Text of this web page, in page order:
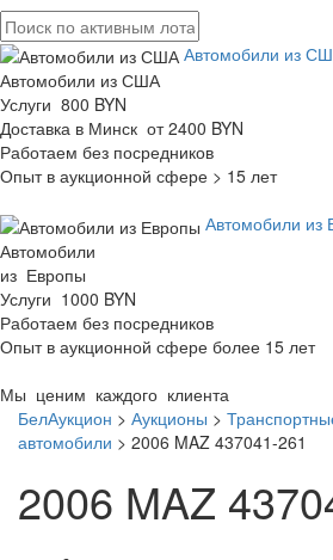
Автомобили из
Автомобили из США
Услуги 800 BYN
Доставка в Минск от 2400 BYN
Работаем без посредников
Опыт в аукционной сфере > 15 лет
Автомобили из
Автомобили
из Европы
Услуги 1000 BYN
Работаем без посредников
Опыт в аукционной сфере более 15 лет
Мы ценим каждого клиента
БелАукцион > Аукционы >
автомобили > 2006 MAZ 437041-261
2006 MAZ